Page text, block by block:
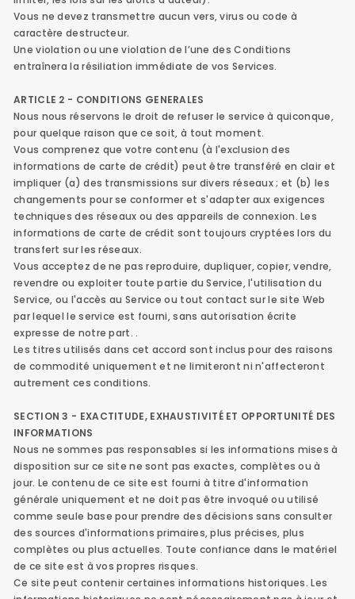
Vous ne devez transmettre aucun vers, virus ou code à
caractère destructeur.
Une violation ou une violation de l’une des Conditions
entraînera la résiliation immédiate de vos Services.
ARTICLE 2 - CONDITIONS GENERALES
Nous nous réservons le droit de refuser le service à quiconque,
pour quelque raison que ce soit, à tout moment.
Vous comprenez que votre contenu (à l'exclusion des
informations de carte de crédit) peut être transféré en clair et
impliquer (a) des transmissions sur divers réseaux ; et (b) les
changements pour se conformer et s'adapter aux exigences
techniques des réseaux ou des appareils de connexion. Les
informations de carte de crédit sont toujours cryptées lors du
transfert sur les réseaux.
Vous acceptez de ne pas reproduire, dupliquer, copier, vendre,
revendre ou exploiter toute partie du Service, l'utilisation du
Service, ou l'accès au Service ou tout contact sur le site Web
par lequel le service est fourni, sans autorisation écrite
expresse de notre part. .
Les titres utilisés dans cet accord sont inclus pour des raisons
de commodité uniquement et ne limiteront ni n'affecteront
autrement ces conditions.
SECTION 3 - EXACTITUDE, EXHAUSTIVITÉ ET OPPORTUNITÉ DES
INFORMATIONS
Nous ne sommes pas responsables si les informations mises à
disposition sur ce site ne sont pas exactes, complètes ou à
jour. Le contenu de ce site est fourni à titre d'information
générale uniquement et ne doit pas être invoqué ou utilisé
comme seule base pour prendre des décisions sans consulter
des sources d'informations primaires, plus précises, plus
complètes ou plus actuelles. Toute confiance dans le matériel
de ce site est à vos propres risques.
Ce site peut contenir certaines informations historiques. Les